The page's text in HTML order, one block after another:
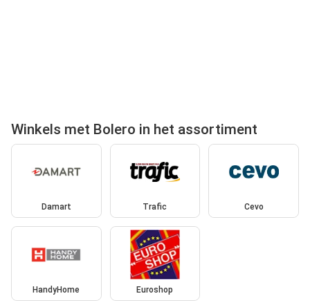
Winkels met Bolero in het assortiment
Damart Trafic Cevo
HandyHome Euroshop